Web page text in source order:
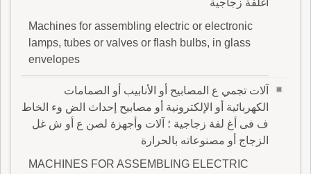
أغلفة زجاجية
Machines for assembling electric or electronic
lamps, tubes or valves or flash bulbs, in glass
envelopes
آلات تجمي ع المصابيح أو الأنابيب أو الصمامات
الكهربائية أو الإلكترونية أو مصابيح إحداث الض وء الخاط
ف فى أغ لفة زجاجية ؛ آلات وأجهزة لصن ع أو ش غل
الزجاج أو مصنوعاته بالحرارة
MACHINES FOR ASSEMBLING ELECTRIC